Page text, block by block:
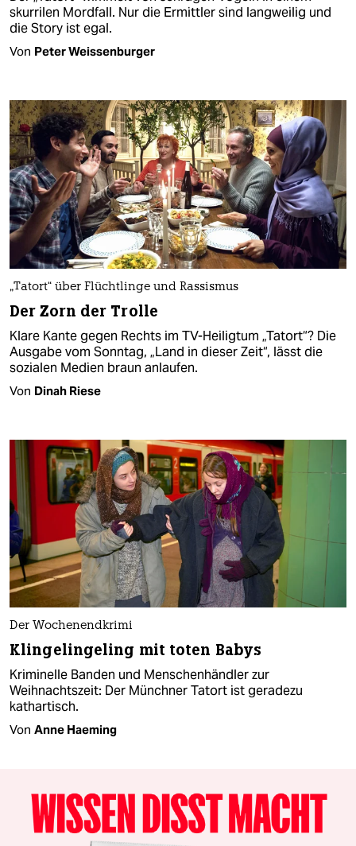
skurrilen Mordfall. Nur die Ermittler sind langweilig und
die Story ist egal.
Von Peter Weissenburger
„Tatort“ über Flüchtlinge und Rassismus
Der Zorn der Trolle
Klare Kante gegen Rechts im TV-Heiligtum „Tatort“? Die
Ausgabe vom Sonntag, „Land in dieser Zeit“, lässt die
sozialen Medien braun anlaufen.
Von Dinah Riese
Der Wochenendkrimi
Klingelingeling mit toten Babys
Kriminelle Banden und Menschenhändler zur
Weihnachtszeit: Der Münchner Tatort ist geradezu
kathartisch.
Von Anne Haeming